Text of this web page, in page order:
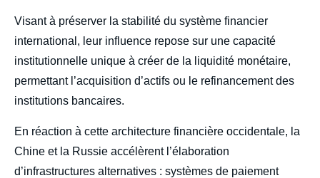
body
Visant à préserver la stabilité du système financier
international, leur influence repose sur une capacité
institutionnelle unique à créer de la liquidité monétaire,
permettant l’acquisition d’actifs ou le refinancement des
institutions bancaires.
En réaction à cette architecture financière occidentale, la
Chine et la Russie accélèrent l’élaboration
d’infrastructures alternatives : systèmes de paiement